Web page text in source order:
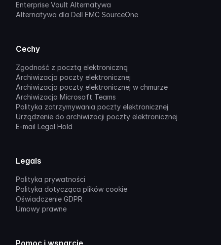
Enterprise Vault Alternatywa
Alternatywa dla Dell EMC SourceOne
Cechy
Zgodność z pocztą elektroniczną
Archiwizacja poczty elektronicznej
Archiwizacja poczty elektronicznej w chmurze
Archiwizacja Microsoft Teams
Polityka zatrzymywania poczty elektronicznej
Urządzenie do archiwizacji poczty elektronicznej
E-mail Legal Hold
Legals
Polityka prywatności
Polityka dotycząca plików cookie
Oświadczenie GDPR
Umowy prawne